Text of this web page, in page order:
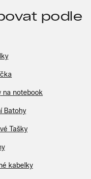
podle
na notebook
Batohy
Tašky
kabelky